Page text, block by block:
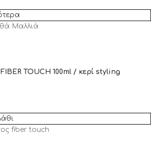
Μαλλιά
FIBER TOUCH 100ml / κερί styling
fiber touch